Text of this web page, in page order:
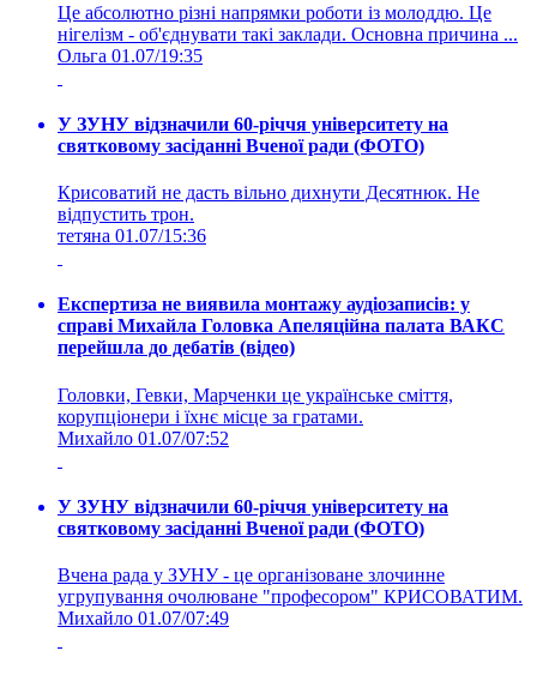
Це абсолютно різні напрямки роботи із молоддю. Це
нігелізм - об'єднувати такі заклади. Основна причина ...
Ольга 01.07/19:35
У ЗУНУ відзначили 60-річчя університету на
святковому засіданні Вченої ради (ФОТО)
Крисоватий не дасть вільно дихнути Десятнюк. Не
відпустить трон.
тетяна 01.07/15:36
Експертиза не виявила монтажу аудіозаписів: у
справі Михайла Головка Апеляційна палата ВАКС
перейшла до дебатів (відео)
Головки, Гевки, Марченки це українське сміття,
корупціонери і їхнє місце за гратами.
Михайло 01.07/07:52
У ЗУНУ відзначили 60-річчя університету на
святковому засіданні Вченої ради (ФОТО)
Вчена рада у ЗУНУ - це організоване злочинне
угрупування очолюване "професором" КРИСОВАТИМ.
Михайло 01.07/07:49